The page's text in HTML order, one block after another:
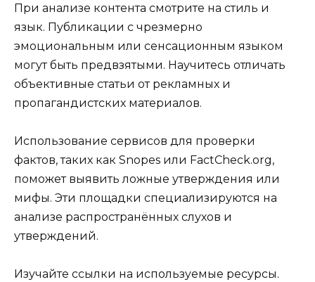
При анализе контента смотрите на стиль и
язык. Публикации с чрезмерно
эмоциональным или сенсационным языком
могут быть предвзятыми. Научитесь отличать
объективные статьи от рекламных и
пропагандистских материалов.
Использование сервисов для проверки
фактов, таких как Snopes или FactCheck.org,
поможет выявить ложные утверждения или
мифы. Эти площадки специализируются на
анализе распространённых слухов и
утверждений.
Изучайте ссылки на используемые ресурсы.